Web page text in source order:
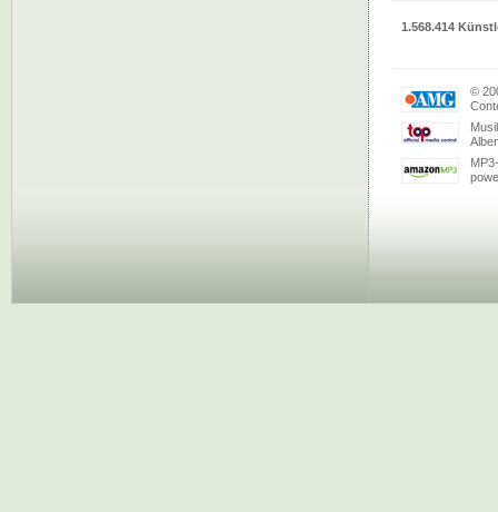
1.568.414
©